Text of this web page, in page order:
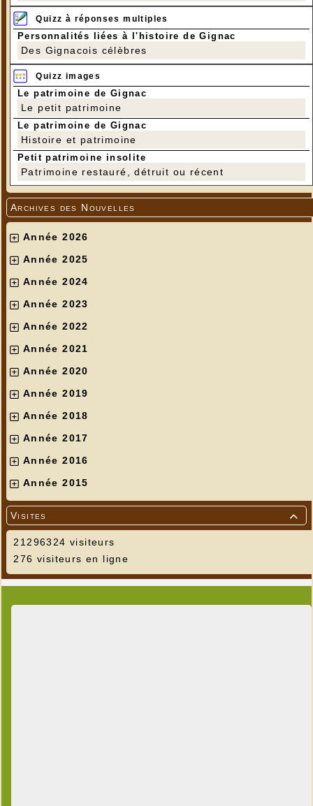
Quizz à réponses multiples
Personnalités liées à l'histoire de Gignac
Des Gignacois célèbres
Quizz images
Le patrimoine de Gignac
Le petit patrimoine
Le patrimoine de Gignac
Histoire et patrimoine
Petit patrimoine insolite
Patrimoine restauré, détruit ou récent
Archives des Nouvelles
Année 2026
Année 2025
Année 2024
Année 2023
Année 2022
Année 2021
Année 2020
Année 2019
Année 2018
Année 2017
Année 2016
Année 2015

Visites
21296324 visiteurs
276 visiteurs en ligne
La rosace : pièce cassée à gauche...